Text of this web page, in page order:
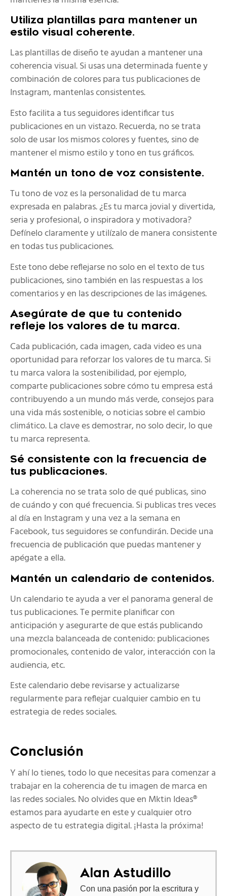
Utiliza plantillas para mantener un
estilo visual coherente.
Las plantillas de diseño te ayudan a mantener una
coherencia visual. Si usas una determinada fuente y
combinación de colores para tus publicaciones de
Instagram, mantenlas consistentes.
Esto facilita a tus seguidores identificar tus
publicaciones en un vistazo. Recuerda, no se trata
solo de usar los mismos colores y fuentes, sino de
mantener el mismo estilo y tono en tus gráficos.
Mantén un tono de voz consistente.
Tu tono de voz es la personalidad de tu marca
expresada en palabras. ¿Es tu marca jovial y divertida,
seria y profesional, o inspiradora y motivadora?
Defínelo claramente y utilízalo de manera consistente
en todas tus publicaciones.
Este tono debe reflejarse no solo en el texto de tus
publicaciones, sino también en las respuestas a los
comentarios y en las descripciones de las imágenes.
Asegúrate de que tu contenido
refleje los valores de tu marca.
Cada publicación, cada imagen, cada video es una
oportunidad para reforzar los valores de tu marca. Si
tu marca valora la sostenibilidad, por ejemplo,
comparte publicaciones sobre cómo tu empresa está
contribuyendo a un mundo más verde, consejos para
una vida más sostenible, o noticias sobre el cambio
climático. La clave es demostrar, no solo decir, lo que
tu marca representa.
Sé consistente con la frecuencia de
tus publicaciones.
La coherencia no se trata solo de qué publicas, sino
de cuándo y con qué frecuencia. Si publicas tres veces
al día en Instagram y una vez a la semana en
Facebook, tus seguidores se confundirán. Decide una
frecuencia de publicación que puedas mantener y
apégate a ella.
Mantén un calendario de contenidos.
Un calendario te ayuda a ver el panorama general de
tus publicaciones. Te permite planificar con
anticipación y asegurarte de que estás publicando
una mezcla balanceada de contenido: publicaciones
promocionales, contenido de valor, interacción con la
audiencia, etc.
Este calendario debe revisarse y actualizarse
regularmente para reflejar cualquier cambio en tu
estrategia de redes sociales.
Conclusión
Y ahí lo tienes, todo lo que necesitas para comenzar a
trabajar en la coherencia de tu imagen de marca en
las redes sociales. No olvides que en Mktin Ideas®
estamos para ayudarte en este y cualquier otro
aspecto de tu estrategia digital. ¡Hasta la próxima!
Alan Astudillo
Con una pasión por la escritura y